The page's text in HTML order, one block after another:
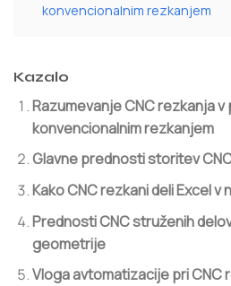
konvencionalnim rezkanjem
Kazalo
Razumevanje CNC rezkanja v
konvencionalnim rezkanjem
Glavne prednosti storitev
Kako CNC rezkani deli Excel
Prednosti CNC struženih
geometrije
Vloga avtomatizacije pri CNC